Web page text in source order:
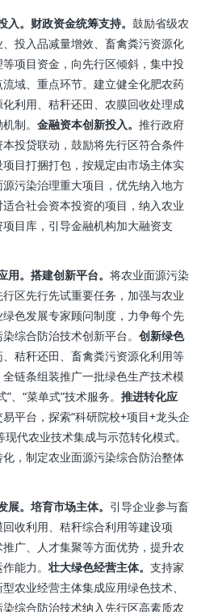
入。财政资金统筹支持。鼓励省级农
投入品减量增效、畜禽粪污资源化
项目资金，向先行区倾斜，集中投
域、重点环节。建立健全化肥农药
利用、秸秆还田、农膜回收处理成
机制。金融资本创新投入。推行政府
投贷联动，鼓励将先行区符合条件
目打捆打包，按规定由市场主体实
污染治理重大项目，优先纳入地方
合社会资本投资的项目，纳入农业
目库，引导金融机构加大融资支
用。搭建创新平台。将农业面源污染
区先行先试重要任务，加强与农业
色发展专家顾问制度，力争每个先
综合防治技术创新平台。创新绿色
秸秆还田、畜禽粪污资源化利用等
链条组装推广一批绿色生产技术模
、“菜单式”技术服务。推进转化应
平台，探索“科研院校+项目+龙头企
现代农业技术集成与示范转化模式。
，制定农业面源污染综合防治整体
展。培育市场主体。 引导企业参与畜
收利用、秸秆综合利用等建设项
广、人才集聚等方面优势，提升农
作能力。壮大绿色经营主体。支持家
农业经营主体集成应用绿色技术、
综合防治技术纳入先行区高素质农